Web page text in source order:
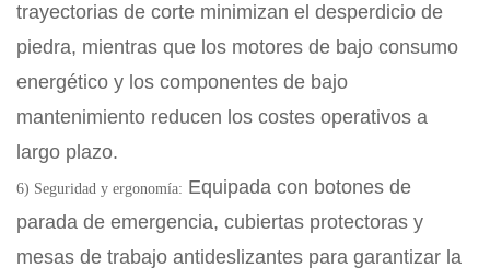
trayectorias de corte minimizan el desperdicio de
piedra, mientras que los motores de bajo consumo
energético y los componentes de bajo
mantenimiento reducen los costes operativos a
largo plazo.
6) Seguridad y ergonomía: Equipada con botones de
parada de emergencia, cubiertas protectoras y
mesas de trabajo antideslizantes para garantizar la